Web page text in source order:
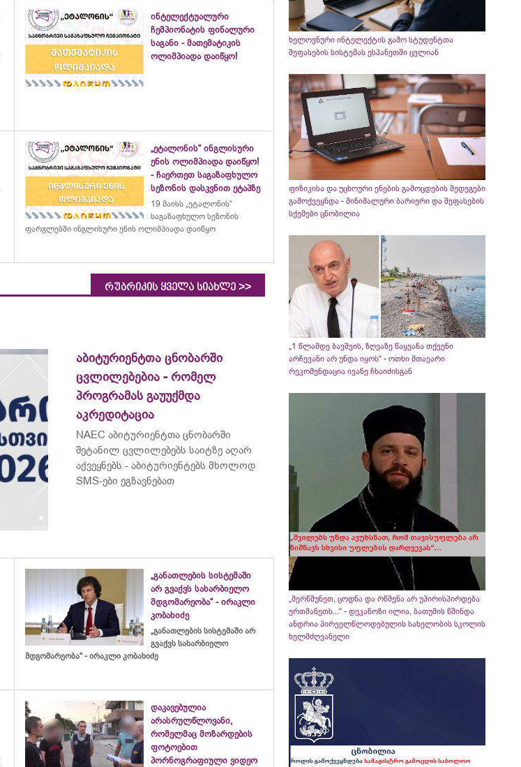
ინტელექტუალური
ჩემპიონატის ფინალური
საგანი - მათემატიკის
ოლიმპიადა დაიწყო!
„ეტალონის“ ინგლისური
ენის ოლიმპიადა დაიწყო!
- ჩაერთეთ საგაზაფხულო
სეზონის დასკვნით ეტაპზე
19 მაისს „ეტალონის“
საგაზაფხულო სეზონის
ფარგლებში ინგლისური ენის ოლიმპიადა დაიწყო
რუბრიკის ყველა სიახლე >>
აბიტურიენტთა ცნობარში
ცვლილებებია - რომელ
პროგრამას გაუუქმდა
აკრედიტაცია
NAEC აბიტურიენტთა ცნობარში
შეტანილ ცვლილებებს საიტზე აღარ
აქვეყნებს - აბიტურიენტებს მხოლოდ
SMS-ები ეგზავნებათ
„განათლების სისტემაში
არ გვაქვს სახარბიელო
მდგომარეობა“ - ირაკლი
კობახიძე
„განათლების სისტემაში არ
გვაქვს სახარბიელო
მდგომარეობა“ - ირაკლი კობახიძე
დაკავებულია
არასრულწლოვანი,
რომელმაც მოზარდების
ფოტოებით
პორნოგრაფიული ვიდეო
ხელოვნური ინტელექტის გამო სტუდენტთა
შეფასების სისტემას ესპანეთში ცვლიან
ფიზიკისა და უცხოური ენების გამოცდების შედეგები
გამოქვეყნდა - მინიმალური ბარიერი და შეფასების
სქემები ცნობილია
„1 წლამდე ბავშვის, ზღვაზე წაყვანა თქვენი
არჩევანი არ უნდა იყოს“ - ოთხი მთავარი
რეკომენდაცია ივანე ჩხაიძისგან
„მერწმუნეთ, ცოდნა და რწმენა არ უპირისპირდება
ერთმანეთს...“ - დეკანოზი ილია, ბათუმის წმინდა
ანდრია პირველწლოდებულის სახელობის სკოლის
ხელმძღვანელი